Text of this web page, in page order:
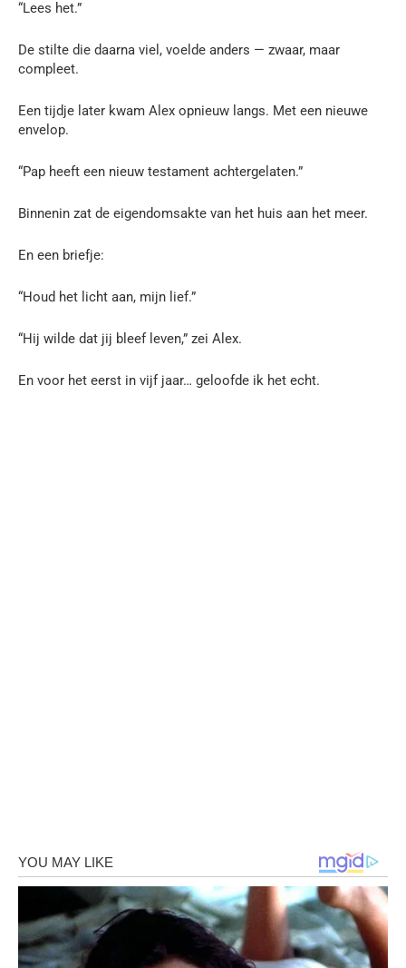
“Lees het.”
De stilte die daarna viel, voelde anders — zwaar, maar
compleet.
Een tijdje later kwam Alex opnieuw langs. Met een nieuwe
envelop.
“Pap heeft een nieuw testament achtergelaten.”
Binnenin zat de eigendomsakte van het huis aan het meer.
En een briefje:
“Houd het licht aan, mijn lief.”
“Hij wilde dat jij bleef leven,” zei Alex.
En voor het eerst in vijf jaar… geloofde ik het echt.